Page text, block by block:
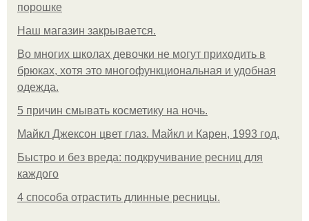
порошке
Нaш магaзин зaкрывaeтся.
Во многих школах девочки не могут приходить в
брюках, хотя это многофункциональная и удобная
одежда.
5 причин смывать косметику на ночь.
Майкл Джексон цвет глаз. Майкл и Карен, 1993 год.
Быстро и без вреда: подкручивание ресниц для
каждого
4 способа отрастить длинные ресницы.